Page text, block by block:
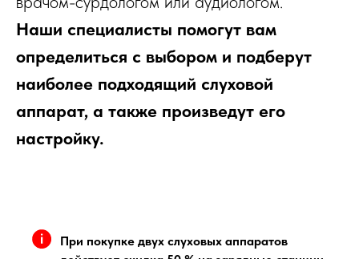
Наши специалисты помогут вам
определиться с выбором и подберут
наиболее подходящий слуховой
аппарат, а также произведут его
настройку.
При покупке двух слуховых аппаратов